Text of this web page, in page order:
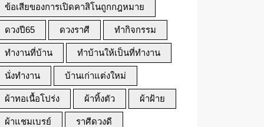
ข้อเสียของการเปิดคาสิโนถูกกฎหมาย
ดวงปี65 ดวงราศี ทำกิจกรรม
ทำงานที่บ้าน ทำบ้านให้เป็นที่ทำงาน
นั่งทำงาน บ้านเก่าแต่งใหม่
ผ้าทอเนื้อโปร่ง ผ้าทิ้งตัว ผ้าฝ้าย
ผ้าแชมเบรย์ ราศีดวงดี